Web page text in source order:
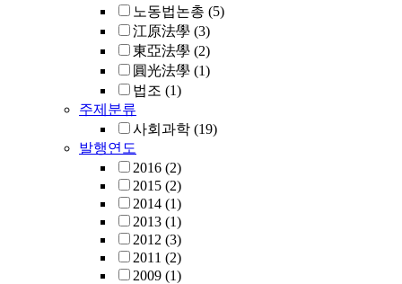
노동법논총 (5)
江原法學 (3)
東亞法學 (2)
圓光法學 (1)
법조 (1)
주제분류
사회과학 (19)
발행연도
2016 (2)
2015 (2)
2014 (1)
2013 (1)
2012 (3)
2011 (2)
2009 (1)